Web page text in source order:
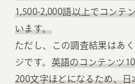
1,500-2,000語以上でコンテ
います。
ただし、この調査結果はあ
ジです。 英語のコンテンツ
200文字ほどになるため、